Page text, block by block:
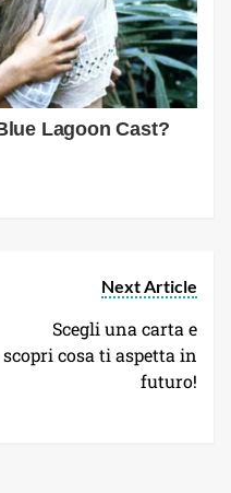
Next Article
Scegli una carta e
scopri cosa ti aspetta in
futuro!